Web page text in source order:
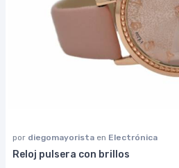
por diegomayorista en Electrónica
Reloj pulsera con brillos